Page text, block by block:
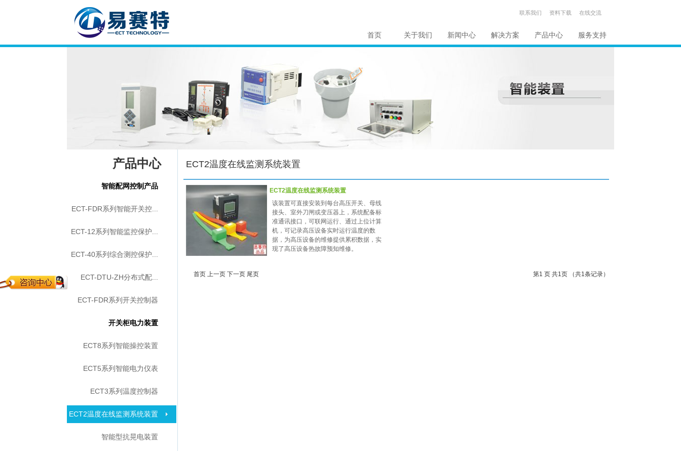
在线交流
资料下载
联系我们
首页 关于我们 新闻中心 解决方案 产品中心 服务支持
产品中心
智能配网控制产品
ECT-FDR系列智能开关控...
ECT-12系列智能监控保护...
ECT-40系列综合测控保护...
ECT-DTU-ZH分布式配...
ECT-FDR系列开关控制器
开关柜电力装置
ECT8系列智能操控装置
ECT5系列智能电力仪表
ECT3系列温度控制器
ECT2温度在线监测系统装置
智能型抗晃电装置
ECT2温度在线监测系统装置
ECT2温度在线监测系统装置
该装置可直接安装到每台高压开关、母线
接头、室外刀闸或变压器上，系统配备标
准通讯接口，可联网运行、通过上位计算
机，可记录高压设备实时运行温度的数
据，为高压设备的维修提供累积数据，实
现了高压设备热故障预知维修。
首页 上一页 下一页 尾页 第1 页 共1页 （共1条记录）